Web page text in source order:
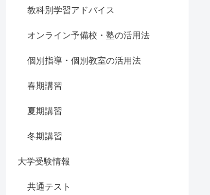
教科別学習アドバイス
オンライン予備校・塾の活用法
個別指導・個別教室の活用法
春期講習
夏期講習
冬期講習
大学受験情報
共通テスト